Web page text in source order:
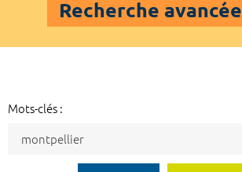
Recherche avancée
Mots-clés :